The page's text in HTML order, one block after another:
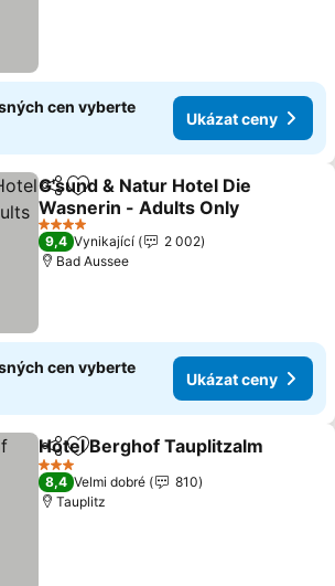
cen vyberte
Ukázat ceny
SdíletPřidat na seznam oblíbených
G'sund & Natur Hotel Die
Wasnerin - Adults Only
Ukázat ceny
4 Počet hvězdiček
9,4 Vynikající
2 002
Bad Aussee
cen vyberte
Ukázat ceny
SdíletPřidat na seznam oblíbených
Hotel Berghof Tauplitzalm
3 Počet hvězdiček
8,4 Velmi dobré
810
Tauplitz